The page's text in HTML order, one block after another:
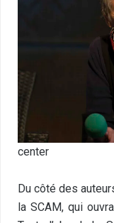
center
Du côté des
la SCAM, qui